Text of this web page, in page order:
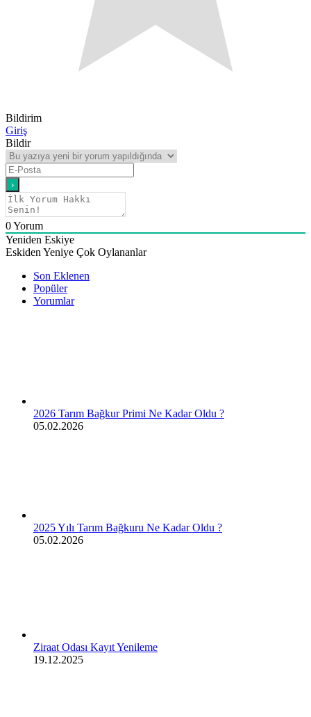
Bildirim
Giriş
Bildir
0Yorum
Yeniden Eskiye
Eskiden Yeniye Çok Oylananlar
Son Eklenen
Popüler
Yorumlar
2026 Tarım Bağkur Primi Ne Kadar Oldu ?
05.02.2026
2025 Yılı Tarım Bağkuru Ne Kadar Oldu ?
05.02.2026
Ziraat Odası Kayıt Yenileme
19.12.2025